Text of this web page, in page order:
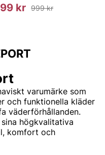
kr 999 kr
varumärke som
och funktionella kläder
väderförhållanden.
högkvalitativa
komfort och